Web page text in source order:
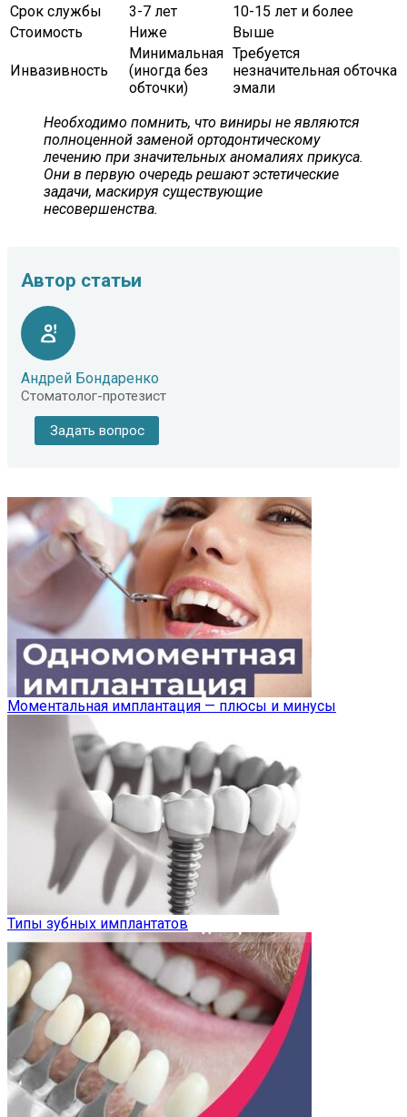
Срок службы
3-7 лет
10-15 лет и более
Стоимость
Ниже Выше
Инвазивность
Минимальная
(иногда без
обточки)
Требуется
незначительная обточка
эмали
Необходимо помнить, что виниры не являются
полноценной заменой ортодонтическому
лечению при значительных аномалиях прикуса.
Они в первую очередь решают эстетические
задачи, маскируя существующие
несовершенства.
Автор статьи
Андрей Бондаренко
Стоматолог-протезист
Задать вопрос
Моментальная имплантация — плюсы и минусы
Типы зубных имплантатов